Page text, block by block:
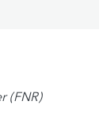
(FNR)